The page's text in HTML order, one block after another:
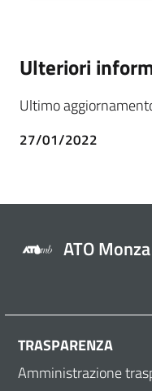
Ulteriori
Ultimo
27/01/2022
ATO
TRASPARENZA
Amministrazione